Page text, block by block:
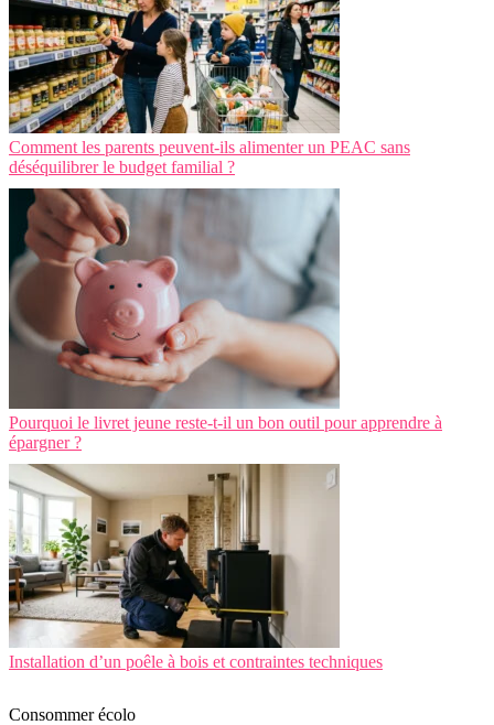
Comment les parents peuvent-ils alimenter un PEAC sans
déséquilibrer le budget familial ?
Pourquoi le livret jeune reste-t-il un bon outil pour apprendre à
épargner ?
Installation d’un poêle à bois et contraintes techniques
Consommer écolo